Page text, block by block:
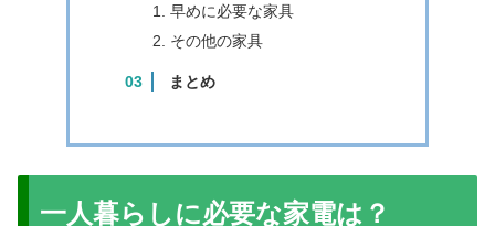
早めに必要な家具
その他の家具
まとめ
一人暮らしに必要な家電は？